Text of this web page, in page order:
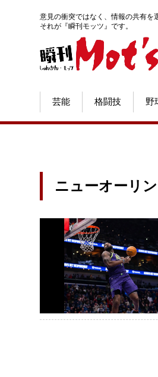
意見の衝突ではなく、情報の共有を
それが『瞬刊モッツ』です。
芸能 格闘技 野
ニューオーリ